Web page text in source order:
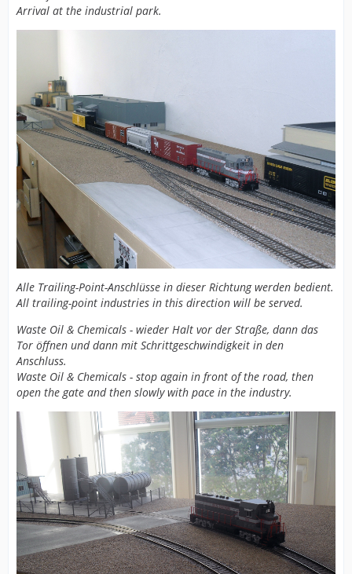
Arrival at the industrial park.
Alle Trailing-Point-Anschlüsse in dieser Richtung werden bedient.
All trailing-point industries in this direction will be served.
Waste Oil & Chemicals - wieder Halt vor der Straße, dann das
Tor öffnen und dann mit Schrittgeschwindigkeit in den
Anschluss.
Waste Oil & Chemicals - stop again in front of the road, then
open the gate and then slowly with pace in the industry.